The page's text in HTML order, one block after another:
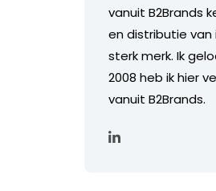
vanuit B2Brands
en distributie
sterk merk. Ik
2008 heb ik hier
vanuit B2Brands.